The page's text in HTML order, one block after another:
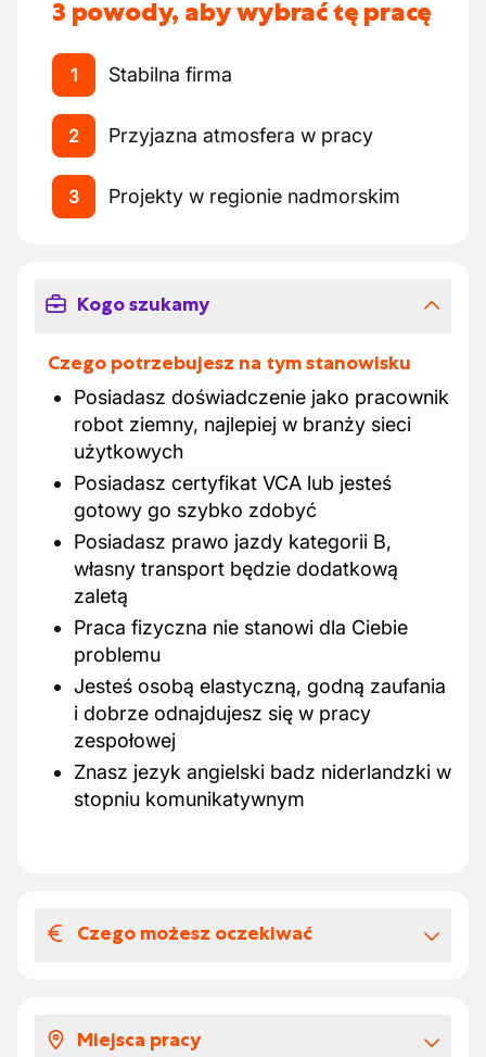
3 powody, aby wybrać tę pracę
1 Stabilna firma
2 Przyjazna atmosfera w pracy
3 Projekty w regionie nadmorskim
Kogo szukamy
Czego potrzebujesz na tym stanowisku
Posiadasz doświadczenie jako pracownik
robot ziemny, najlepiej w branży sieci
użytkowych
Posiadasz certyfikat VCA lub jesteś
gotowy go szybko zdobyć
Posiadasz prawo jazdy kategorii B,
własny transport będzie dodatkową
zaletą
Praca fizyczna nie stanowi dla Ciebie
problemu
Jesteś osobą elastyczną, godną zaufania
i dobrze odnajdujesz się w pracy
zespołowej
Znasz jezyk angielski badz niderlandzki w
stopniu komunikatywnym
Czego możesz oczekiwać
Miejsca pracy